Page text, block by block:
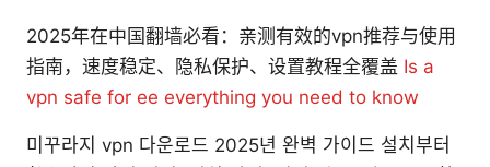
2025年在中国翻墙必看：亲测有效的vpn推荐与使用
指南，速度稳定、隐私保护、设置教程全覆盖 Is a
vpn safe for ee everything you need to know
미꾸라지 vpn 다운로드 2025년 완벽 가이드 설치부터